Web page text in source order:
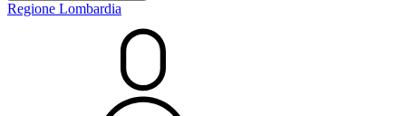
Regione Lombardia